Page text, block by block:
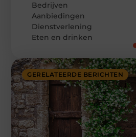
GERELATEERDE BERICHTEN
Bedrijven
Aanbiedingen
Dienstverlening
Eten en drinken